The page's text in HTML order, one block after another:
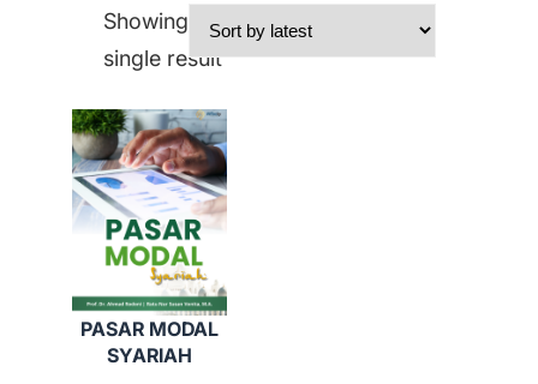
Showing the
single result
PASAR MODAL
SYARIAH